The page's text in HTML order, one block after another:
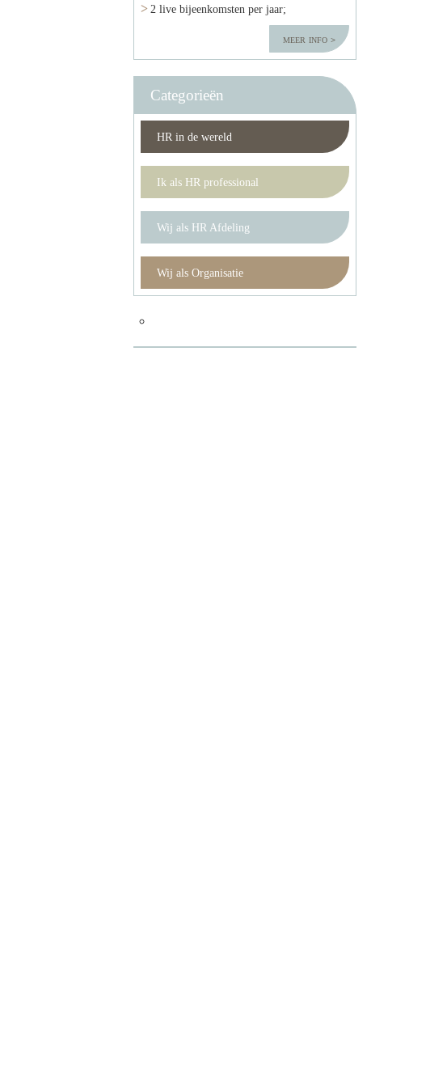
2 live bijeenkomsten per jaar;
meer info
Categorieën
HR in de wereld
Ik als HR professional
Wij als HR Afdeling
Wij als Organisatie